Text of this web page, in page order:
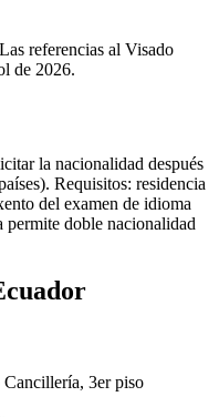
Las referencias al Visado
de 2026.
la nacionalidad después
Requisitos: residencia
del examen de idioma
doble nacionalidad
3er piso